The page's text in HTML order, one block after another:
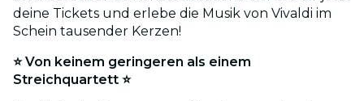
deine Tickets und erlebe die Musik von Vivaldi im
Schein tausender Kerzen!
⭐ Von keinem geringeren als einem
Streichquartett ⭐